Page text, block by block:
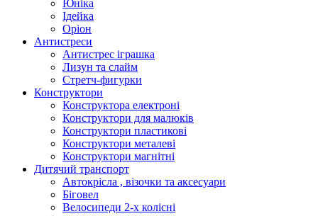
Юніка
Ідейка
Оріон
Антистреси
Антистрес іграшка
Лизун та слайм
Стретч-фигурки
Конструктори
Конструктора електроні
Конструктори для малюків
Конструктори пластикові
Конструктори металеві
Конструктори магнітні
Дитячий транспорт
Автокрісла , візочки та аксесуари
Біговел
Велосипеди 2-х колісні